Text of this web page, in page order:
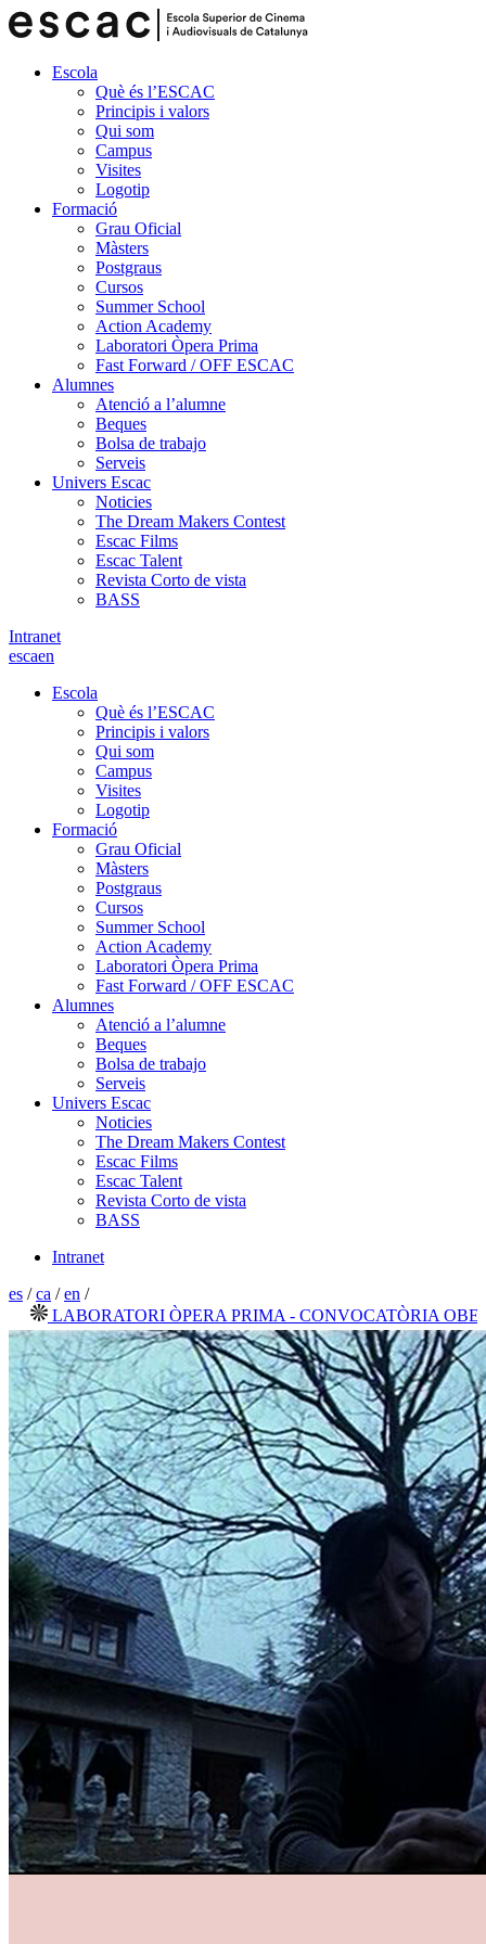
Escola
Què és l’ESCAC
Principis i valors
Qui som
Campus
Visites
Logotip
Formació
Grau Oficial
Màsters
Postgraus
Cursos
Summer School
Action Academy
Laboratori Òpera Prima
Fast Forward / OFF ESCAC
Alumnes
Atenció a l’alumne
Beques
Bolsa de trabajo
Serveis
Univers Escac
Noticies
The Dream Makers Contest
Escac Films
Escac Talent
Revista Corto de vista
BASS
Intranet
escaen
Escola
Què és l’ESCAC
Principis i valors
Qui som
Campus
Visites
Logotip
Formació
Grau Oficial
Màsters
Postgraus
Cursos
Summer School
Action Academy
Laboratori Òpera Prima
Fast Forward / OFF ESCAC
Alumnes
Atenció a l’alumne
Beques
Bolsa de trabajo
Serveis
Univers Escac
Noticies
The Dream Makers Contest
Escac Films
Escac Talent
Revista Corto de vista
BASS
Intranet
es /ca /en /
LABORATORI ÒPERA PRIMA - CONVOCATÒRIA